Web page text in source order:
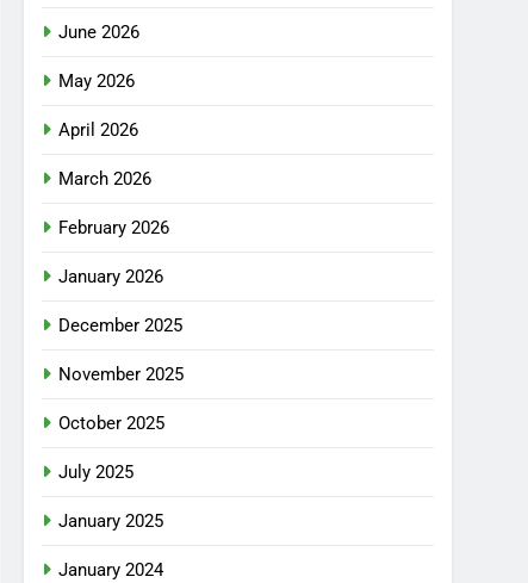
June 2026
May 2026
April 2026
March 2026
February 2026
January 2026
December 2025
November 2025
October 2025
July 2025
January 2025
January 2024